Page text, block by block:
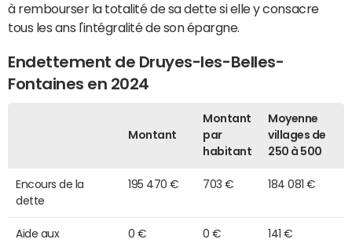
à rembourser la totalité de sa dette si elle y consacre
tous les ans l'intégralité de son épargne.
Endettement de Druyes-les-Belles-
Fontaines en 2024
Montant
Montant
par
habitant
Moyenne
villages de
250 à 500
Encours de la
dette
195 470 € 703 € 184 081 €
Aide aux
0 € 0 € 141 €